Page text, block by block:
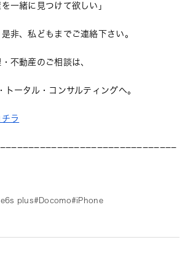
一緒に見つけて欲しい」
非、私どもまでご連絡下さい。
不動産のご相談は、
ータル・コンサルティングへ。
ラ
plus Docomo iPhone